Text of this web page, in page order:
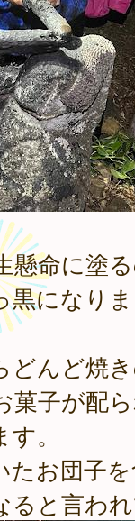
懸命に塗
黒になり
どんど焼
菓子が配
。
たお団子
ると言わ